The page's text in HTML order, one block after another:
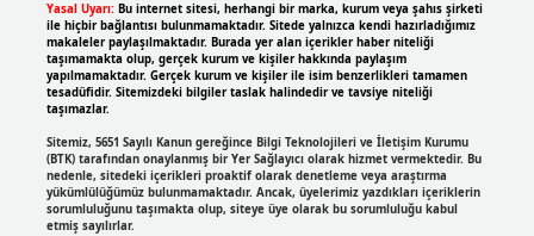
Yasal Uyarı: Bu internet sitesi, herhangi bir marka, kurum veya şahıs şirketi
ile hiçbir bağlantısı bulunmamaktadır. Sitede yalnızca kendi hazırladığımız
makaleler paylaşılmaktadır. Burada yer alan içerikler haber niteliği
taşımamakta olup, gerçek kurum ve kişiler hakkında paylaşım
yapılmamaktadır. Gerçek kurum ve kişiler ile isim benzerlikleri tamamen
tesadüfidir. Sitemizdeki bilgiler taslak halindedir ve tavsiye niteliği
taşımazlar.
Sitemiz, 5651 Sayılı Kanun gereğince Bilgi Teknolojileri ve İletişim Kurumu
(BTK) tarafından onaylanmış bir Yer Sağlayıcı olarak hizmet vermektedir. Bu
nedenle, sitedeki içerikleri proaktif olarak denetleme veya araştırma
yükümlülüğümüz bulunmamaktadır. Ancak, üyelerimiz yazdıkları içeriklerin
sorumluluğunu taşımakta olup, siteye üye olarak bu sorumluluğu kabul
etmiş sayılırlar.